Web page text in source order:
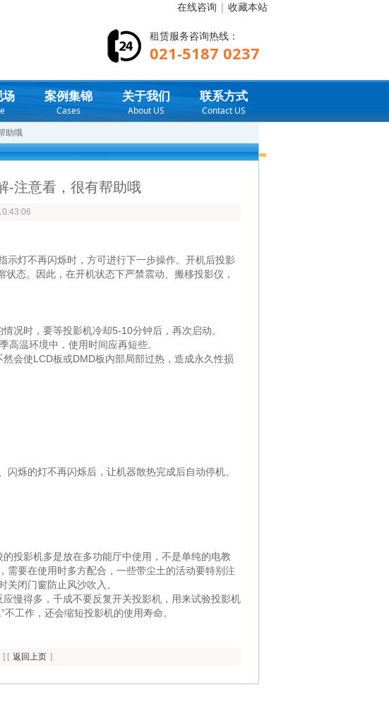
在线咨询 | 收藏本站
租赁服务咨询热线：
021-5187 0237
案例集锦
Cases
关于我们
About US
联系方式
Contact US
助哦
-注意看，很有帮助哦
灯不再闪烁时，方可进行下一步操作。开机后投影
态。因此，在开机状态下严禁震动、搬移投影仪，
时，要等投影机冷却5-10分钟后，再次启动。
温环境中，使用时间应再短些。
使LCD板或DMD板内部局部过热，造成永久性损
烁的灯不再闪烁后，让机器散热完成后自动停机。
影机多是放在多功能厅中使用，不是单纯的电教
需要在使用时多方配合，一些带尘土的活动要特别注
闭门窗防止风沙吹入。
得多，千成不要反复开关投影机，用来试验投影机
工作，还会缩短投影机的使用寿命。
] [ 返回上页 ]